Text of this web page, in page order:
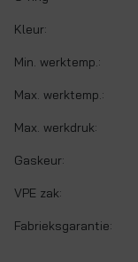
Kleur:
Min. werktemp.:
Max. werktemp.:
Max. werkdruk:
Gaskeur:
VPE zak:
Fabrieksgarantie: